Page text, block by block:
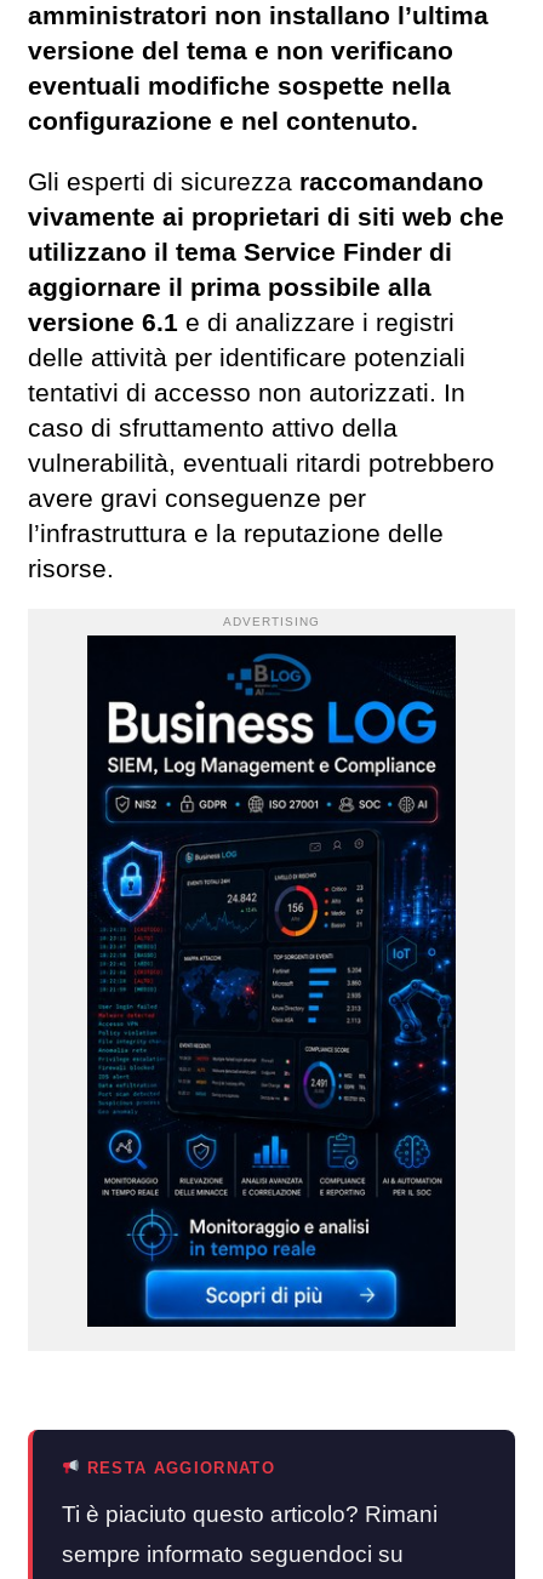
amministratori non installano l’ultima
versione del tema e non verificano
eventuali modifiche sospette nella
configurazione e nel contenuto.
Gli esperti di sicurezza raccomandano
vivamente ai proprietari di siti web che
utilizzano il tema Service Finder di
aggiornare il prima possibile alla
versione 6.1 e di analizzare i registri
delle attività per identificare potenziali
tentativi di accesso non autorizzati. In
caso di sfruttamento attivo della
vulnerabilità, eventuali ritardi potrebbero
avere gravi conseguenze per
l’infrastruttura e la reputazione delle
risorse.
ADVERTISING
RESTA AGGIORNATO
Ti è piaciuto questo articolo? Rimani
sempre informato seguendoci su